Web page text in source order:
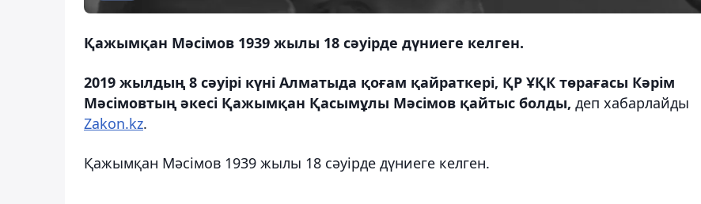
Қажымқан Мәсімов 1939 жылы 18 сәуірде дүниеге келген.
2019 жылдың 8 сәуірі күні Алматыда қоғам қайраткері, ҚР ҰҚК төрағасы Кәрім
Мәсімовтың әкесі Қажымқан Қасымұлы Мәсімов қайтыс болды, деп хабарлайды
Zakon.kz.
Қажымқан Мәсімов 1939 жылы 18 сәуірде дүниеге келген.